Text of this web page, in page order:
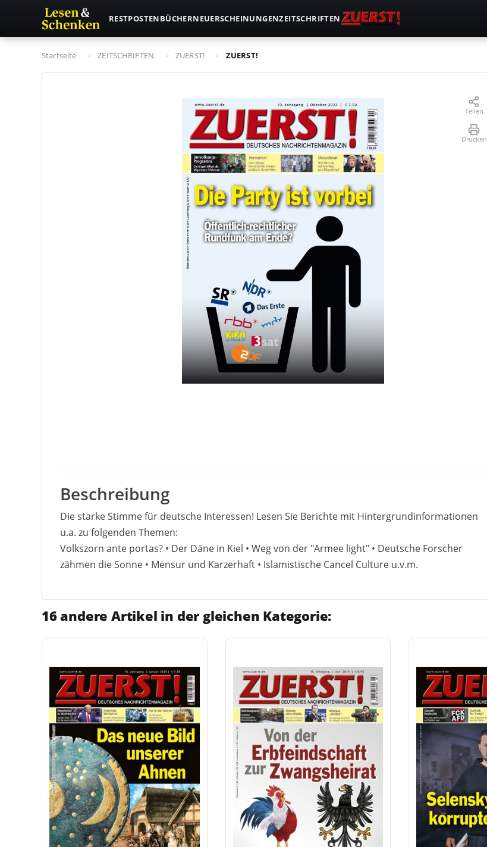
RESTPOSTENBÜCHERNEUERSCHEINUNGENZEITSCHRIFTEN
Startseite ZEITSCHRIFTEN ZUERST! ZUERST!
Teilen
Drucken
Beschreibung
Die starke Stimme für deutsche Interessen! Lesen Sie Berichte mit Hintergrundinformationen
u.a. zu folgenden Themen:
Volkszorn ante portas? • Der Däne in Kiel • Weg von der "Armee light" • Deutsche Forscher
zähmen die Sonne • Mensur und Karzerhaft • Islamistische Cancel Culture u.v.m.
16 andere Artikel in der gleichen Kategorie: